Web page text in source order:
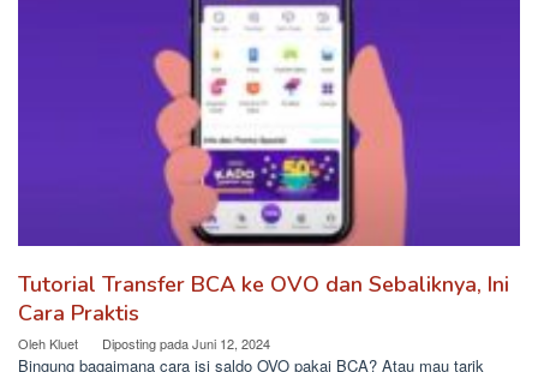
Tutorial Transfer BCA ke OVO dan Sebaliknya, Ini
Cara Praktis
Oleh Kluet Diposting padaJuni 12, 2024
Bingung bagaimana cara isi saldo OVO pakai BCA? Atau mau tarik